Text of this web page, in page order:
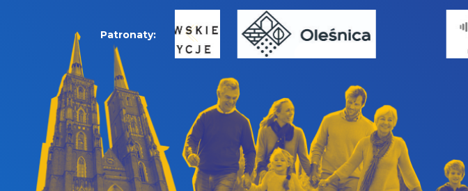
Patronaty: